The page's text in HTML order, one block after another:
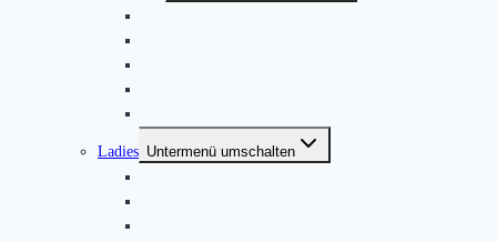
Ladies Untermenü umschalten